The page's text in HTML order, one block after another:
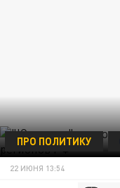
ПРО ПОЛИТИКУ
22 ИЮНЯ 13:54